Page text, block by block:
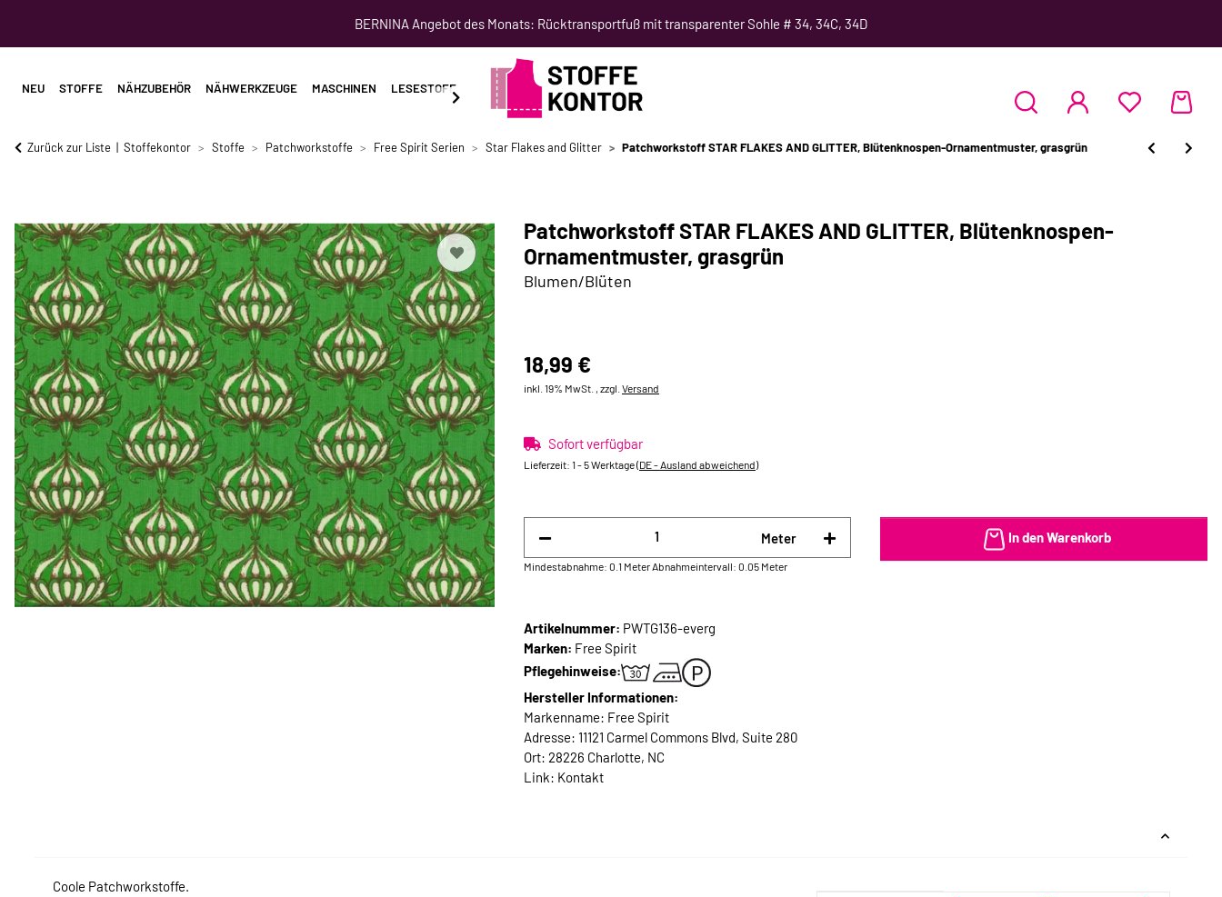
BERNINA Angebot des Monats: Rücktransportfuß mit transparenter Sohle # 34, 34C, 34D
NEU STOFFE NÄHZUBEHÖR NÄHWERKZEUGE MASCHINEN LESESTOFF SCHNITTMUSTER NÄHKURSE
Zurück zur Liste Stoffekontor Stoffe Patchworkstoffe Free Spirit Serien Star Flakes and Glitter Patchworkstoff STAR FLAKES AND GLITTER, Blütenknospen-Ornamentmuster, grasgrün
Patchworkstoff STAR FLAKES AND GLITTER, Blütenknospen-
Ornamentmuster, grasgrün
Blumen/Blüten
18,99 €
inkl. 19% MwSt. , zzgl. Versand
Sofort verfügbar
Lieferzeit: 1 - 5 Werktage(DE - Ausland abweichend)
Meter
Mindestabnahme: 0.1 MeterAbnahmeintervall: 0.05 Meter
In den Warenkorb
Artikelnummer: PWTG136-everg
Marken: Free Spirit
Pflegehinweise:
Hersteller Informationen:
Markenname: Free Spirit
Adresse: 11121 Carmel Commons Blvd, Suite 280
Ort: 28226 Charlotte, NC
Link: Kontakt
Coole Patchworkstoffe.